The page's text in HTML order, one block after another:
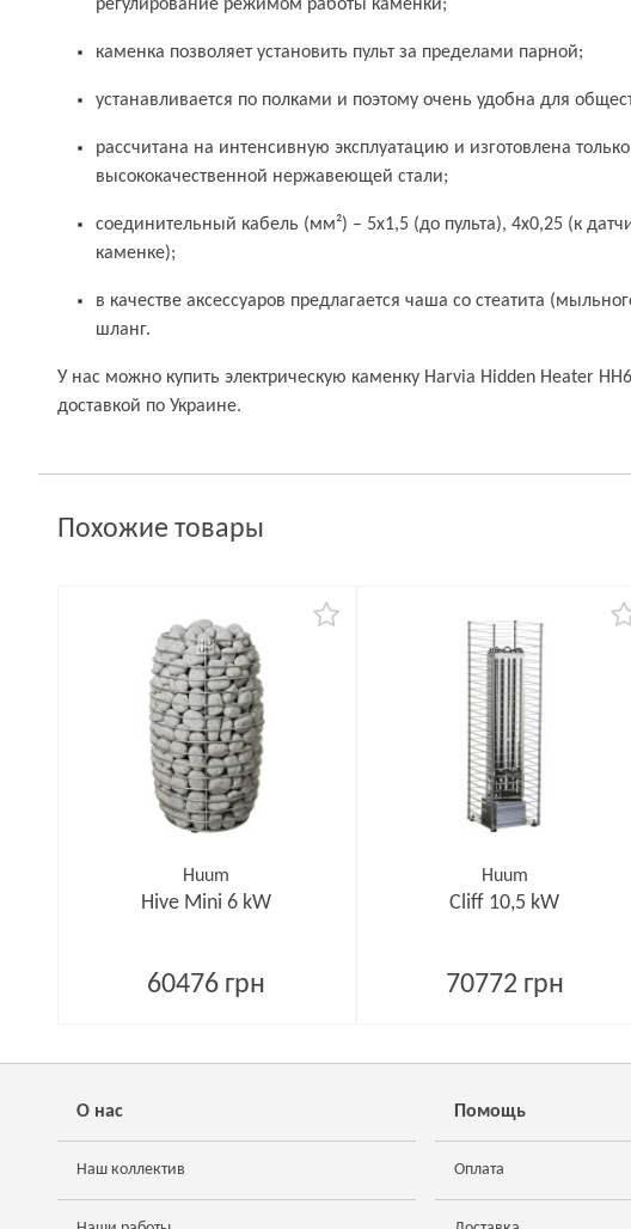
регулирование режимом работы каменки;
каменка позволяет установить пульт за пределами парной;
устанавливается по полками и поэтому очень удобна для
рассчитана на интенсивную эксплуатацию и изготовлена
высококачественной нержавеющей стали;
соединительный кабель (мм²) – 5x1,5 (до пульта), 4x0,25 (к
каменке);
в качестве аксессуаров предлагается чаша со стеатита
шланг.
У нас можно купить электрическую каменку Harvia Hidden Heater
доставкой по Украине.
Похожие товары
Huum
Hive Mini 6 kW
60476 грн
Huum
Cliff 10,5 kW
70772 грн
О нас
Наш коллектив
Помощь
Оплата